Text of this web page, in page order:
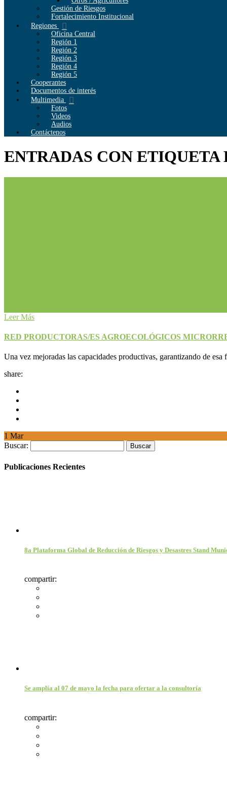
Gestión de Riesgos
Fortalecimiento Institucional
Regiones
Oficina Central
Región 1
Región 2
Región 3
Región 4
Región 5
Cooperantes
Documentos de interés
Multimedia
Fotos
Videos
Audios
Contáctenos
ENTRADAS CON ETIQUETA
Leer Más
RED PRODUCTORAS/ES AGROECOLÓGICOS
Una vez mejoradas las capacidades productivas, garantizando de
share:
1 Mar
Buscar:
Publicaciones Recientes
8a Plataforma Global de Reducción de Riesgos y Desastres Stand
compartir:
Se amplía al 07 de mayo la fecha para ofertar a la consultoría
compartir: